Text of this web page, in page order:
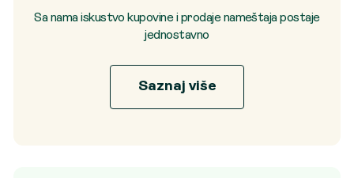
Sa nama iskustvo kupovine i prodaje nameštaja postaje
jednostavno
Saznaj više